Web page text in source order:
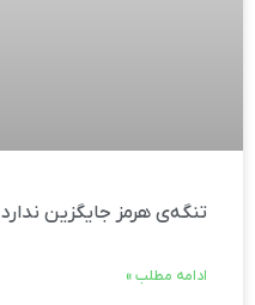
تنگه‌ی هرمز جایگزین ندارد
ادامه مطلب »